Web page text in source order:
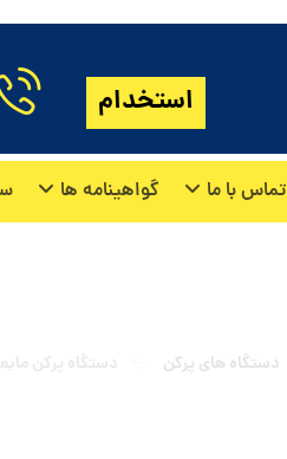
استخدام
تماس با ما گواهینامه ها
دستگاه های پرکن